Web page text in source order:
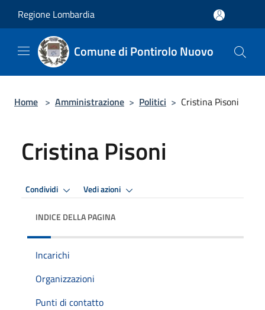
Regione Lombardia
Comune di Pontirolo Nuovo
Home > Amministrazione > Politici > Cristina Pisoni
Cristina Pisoni
Condividi Vedi azioni
INDICE DELLA PAGINA
Incarichi
Organizzazioni
Punti di contatto